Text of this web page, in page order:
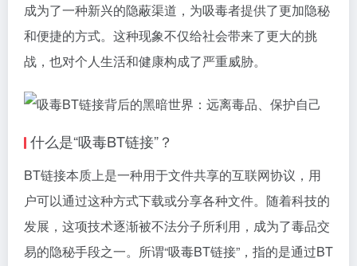
成为了一种新兴的隐蔽渠道，为吸毒者提供了更加隐秘
和便捷的方式。这种现象不仅给社会带来了更大的挑
战，也对个人生活和健康构成了严重威胁。
什么是“吸毒BT链接”？
BT链接本质上是一种用于文件共享的互联网协议，用
户可以通过这种方式下载或分享各种文件。随着科技的
发展，这项技术逐渐被不法分子所利用，成为了毒品交
易的隐秘手段之一。所谓“吸毒BT链接”，指的是通过BT